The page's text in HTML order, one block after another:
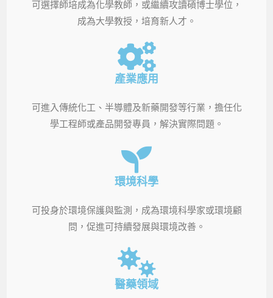
可選擇師培成為化學教師，或繼續攻讀碩博士學位，
成為大學教授，培育新人才。
產業應用
可進入傳統化工、半導體及新藥開發等行業，擔任化
學工程師或產品開發專員，解決實際問題。
環境科學
可投身於環境保護與監測，成為環境科學家或環境顧
問，促進可持續發展與環境改善。
醫藥領域